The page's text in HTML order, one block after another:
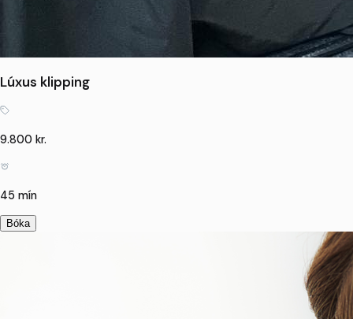
Lúxus klipping
9.800 kr.
45 mín
Bóka